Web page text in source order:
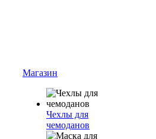
Магазин
Чехлы для
чемоданов